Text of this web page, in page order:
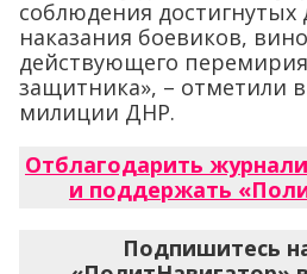
соблюдения достигнутых
наказания боевиков,
действующего
защитника», – отметили
милиции ДНР.
Отблагодарить
и поддержать
Подпишитесь